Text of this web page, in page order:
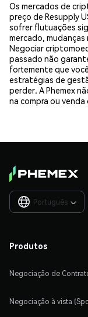
Os mercados de
preço de Resupply
sofrer flutuações
mercado,
Negociar
passado não
fortemente que
estratégias de
perder. A Phemex
na compra ou venda
Português 
Produtos
Negociação de
Negociação à vista